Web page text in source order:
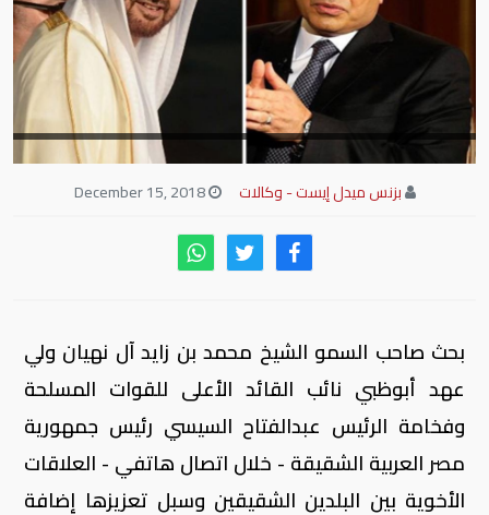
بزنس ميدل إيست - وكالات December 15, 2018
بحث صاحب السمو الشيخ محمد بن زايد آل نهيان ولي
عهد أبوظبي نائب القائد الأعلى للقوات المسلحة
وفخامة الرئيس عبدالفتاح السيسي رئيس جمهورية
مصر العربية الشقيقة - خلال اتصال هاتفي - العلاقات
الأخوية بين البلدين الشقيقين وسبل تعزيزها إضافة